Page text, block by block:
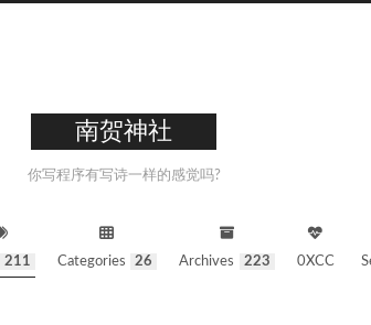
南贺神社
你写程序有写诗一样的感觉吗?
211 Categories 26 Archives 223 0XCC